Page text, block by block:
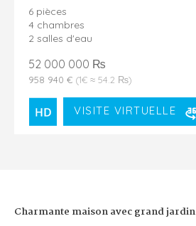
6 pièces
4 chambres
2 salles d'eau
52 000 000 ₨
958 940 € (1€ ≈ 54.2 ₨)
VISITE VIRTUELLE
Charmante maison avec grand jardin